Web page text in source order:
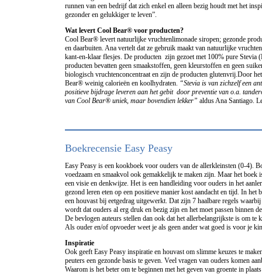
runnen van een bedrijf dat zich enkel en alleen bezig houdt met het
gezonder en gelukkiger te leven”.
Wat levert Cool Bear® voor producten?
Cool Bear® levert natuurlijke vruchtenlimonade siropen; gezonde
en daarbuiten. Ana vertelt dat ze gebruik maakt van natuurlijke
kant-en-klaar flesjes. De producten zijn gezoet met 100% pure Stevia
producten bevatten geen smaakstoffen, geen kleurstoffen en geen
biologisch vruchtenconcentraat en zijn de producten glutenvrij.Door
Bear® weinig calorieën en koolhydraten. “Stevia is van zichzelf een
positieve bijdrage leveren aan het gebit door preventie van o.a.
van Cool Bear® uniek, maar bovendien lekker” aldus Ana Santiago.
Boekrecensie Easy Peasy
Easy Peasy is een kookboek voor ouders van de allerkleinsten (0-4).
voedzaam en smaakvol ook gemakkelijk te maken zijn. Maar het boek
een visie en denkwijze. Het is een handleiding voor ouders in het
gezond leren eten op een positieve manier kost aandacht en tijd. In het
een houvast bij eetgedrag uitgewerkt. Dat zijn 7 haalbare regels
wordt dat ouders al erg druk en bezig zijn en het moet passen binnen
De bevlogen auteurs stellen dan ook dat het allerbelangrijkste is om te
Als ouder en/of opvoeder weet je als geen ander wat goed is voor je
Inspiratie
Ook geeft Easy Peasy inspiratie en houvast om slimme keuzes te
peuters een gezonde basis te geven. Veel vragen van ouders komen
Waarom is het beter om te beginnen met het geven van groente in